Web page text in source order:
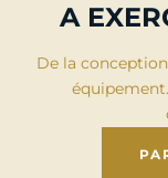
A
De la